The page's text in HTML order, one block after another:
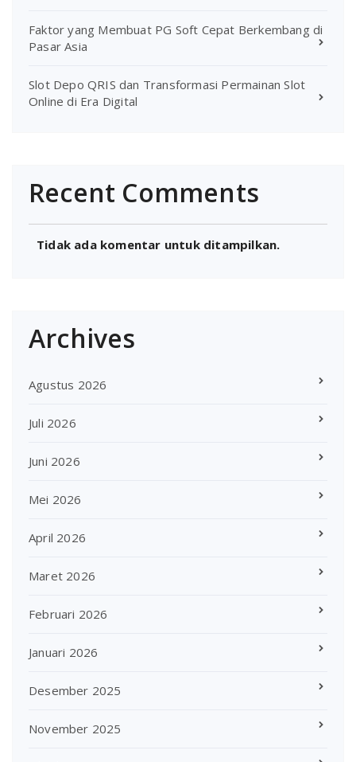
Faktor yang Membuat PG Soft Cepat Berkembang di
Pasar Asia
Slot Depo QRIS dan Transformasi Permainan Slot
Online di Era Digital
Recent Comments
Tidak ada komentar untuk ditampilkan.
Archives
Agustus 2026
Juli 2026
Juni 2026
Mei 2026
April 2026
Maret 2026
Februari 2026
Januari 2026
Desember 2025
November 2025